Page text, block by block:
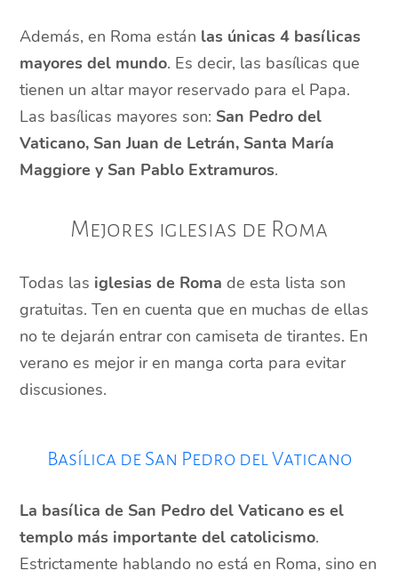
Además, en Roma están las únicas 4 basílicas
mayores del mundo. Es decir, las basílicas que
tienen un altar mayor reservado para el Papa.
Las basílicas mayores son: San Pedro del
Vaticano, San Juan de Letrán, Santa María
Maggiore y San Pablo Extramuros.
Mejores iglesias de Roma
Todas las iglesias de Roma de esta lista son
gratuitas. Ten en cuenta que en muchas de ellas
no te dejarán entrar con camiseta de tirantes. En
verano es mejor ir en manga corta para evitar
discusiones.
Basílica de San Pedro del Vaticano
La basílica de San Pedro del Vaticano es el
templo más importante del catolicismo.
Estrictamente hablando no está en Roma, sino en